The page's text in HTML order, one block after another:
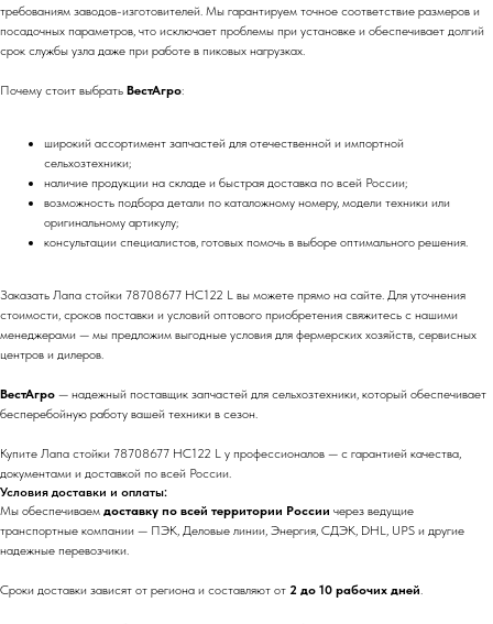
требованиям заводов-изготовителей. Мы гарантируем точное соответствие размеров и
посадочных параметров, что исключает проблемы при установке и обеспечивает долгий
срок службы узла даже при работе в пиковых нагрузках.
Почему стоит выбрать ВестАгро:
широкий ассортимент запчастей для отечественной и импортной
сельхозтехники;
наличие продукции на складе и быстрая доставка по всей России;
возможность подбора детали по каталожному номеру, модели техники или
оригинальному артикулу;
консультации специалистов, готовых помочь в выборе оптимального решения.
Заказать Лапа стойки 78708677 HC122 L вы можете прямо на сайте. Для уточнения
стоимости, сроков поставки и условий оптового приобретения свяжитесь с нашими
менеджерами — мы предложим выгодные условия для фермерских хозяйств, сервисных
центров и дилеров.
ВестАгро — надежный поставщик запчастей для сельхозтехники, который обеспечивает
бесперебойную работу вашей техники в сезон.
Купите Лапа стойки 78708677 HC122 L у профессионалов — с гарантией качества,
документами и доставкой по всей России.
Условия доставки и оплаты:
Мы обеспечиваем доставку по всей территории России через ведущие
транспортные компании — ПЭК, Деловые линии, Энергия, СДЭК, DHL, UPS и другие
надежные перевозчики.
Сроки доставки зависят от региона и составляют от 2 до 10 рабочих дней.